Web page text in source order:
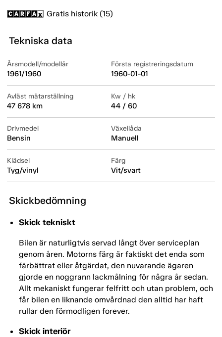
Gratis historik (15)
Tekniska data
Årsmodell/modellår
1961/1960
Första registreringsdatum
1960-01-01
Avläst mätarställning
47 678 km
Kw / hk
44 / 60
Drivmedel
Bensin
Växellåda
Manuell
Klädsel
Tyg/vinyl
Färg
Vit/svart
Skickbedömning
Skick tekniskt
Bilen är naturligtvis servad långt över serviceplan
genom åren. Motorns färg är faktiskt det enda som
färbättrat eller åtgärdat, den nuvarande ägaren
gjorde en noggrann lackmålning för några år sedan.
Allt mekaniskt fungerar felfritt och utan problem, och
får bilen en liknande omvårdnad den alltid har haft
rullar den förmodligen forever.
Skick interiör